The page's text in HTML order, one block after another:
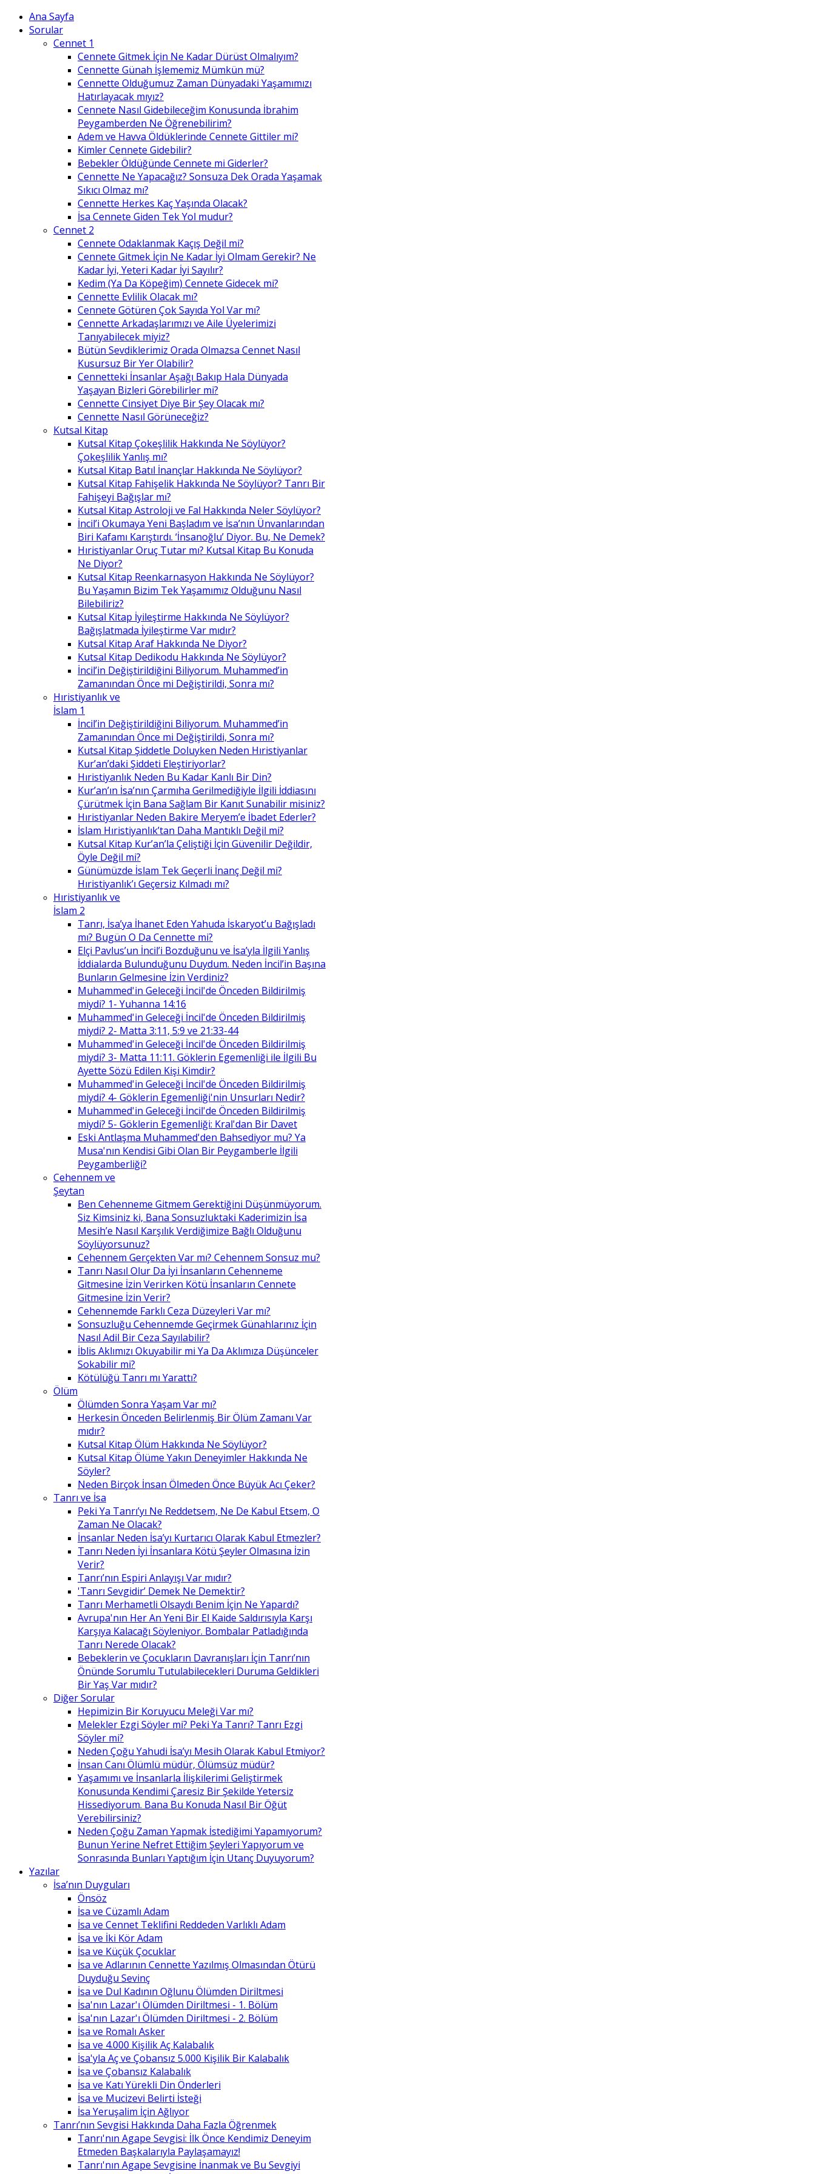
Ana Sayfa
Sorular
Cennet 1
Cennete Gitmek İçin Ne Kadar Dürüst Olmalıyım?
Cennette Günah İşlememiz Mümkün mü?
Cennette Olduğumuz Zaman Dünyadaki Yaşamımızı
Hatırlayacak mıyız?
Cennete Nasıl Gidebileceğim Konusunda İbrahim
Peygamberden Ne Öğrenebilirim?
Adem ve Havva Öldüklerinde Cennete Gittiler mi?
Kimler Cennete Gidebilir?
Bebekler Öldüğünde Cennete mi Giderler?
Cennette Ne Yapacağız? Sonsuza Dek Orada Yaşamak
Sıkıcı Olmaz mı?
Cennette Herkes Kaç Yaşında Olacak?
İsa Cennete Giden Tek Yol mudur?
Cennet 2
Cennete Odaklanmak Kaçış Değil mi?
Cennete Gitmek İçin Ne Kadar İyi Olmam Gerekir? Ne
Kadar İyi, Yeteri Kadar İyi Sayılır?
Kedim (Ya Da Köpeğim) Cennete Gidecek mi?
Cennette Evlilik Olacak mı?
Cennete Götüren Çok Sayıda Yol Var mı?
Cennette Arkadaşlarımızı ve Aile Üyelerimizi
Tanıyabilecek miyiz?
Bütün Sevdiklerimiz Orada Olmazsa Cennet Nasıl
Kusursuz Bir Yer Olabilir?
Cennetteki İnsanlar Aşağı Bakıp Hala Dünyada
Yaşayan Bizleri Görebilirler mi?
Cennette Cinsiyet Diye Bir Şey Olacak mı?
Cennette Nasıl Görüneceğiz?
Kutsal Kitap
Kutsal Kitap Çokeşlilik Hakkında Ne Söylüyor?
Çokeşlilik Yanlış mı?
Kutsal Kitap Batıl İnançlar Hakkında Ne Söylüyor?
Kutsal Kitap Fahişelik Hakkında Ne Söylüyor? Tanrı Bir
Fahişeyi Bağışlar mı?
Kutsal Kitap Astroloji ve Fal Hakkında Neler Söylüyor?
İncil’i Okumaya Yeni Başladım ve İsa’nın Ünvanlarından
Biri Kafamı Karıştırdı. ‘İnsanoğlu’ Diyor. Bu, Ne Demek?
Hıristiyanlar Oruç Tutar mı? Kutsal Kitap Bu Konuda
Ne Diyor?
Kutsal Kitap Reenkarnasyon Hakkında Ne Söylüyor?
Bu Yaşamın Bizim Tek Yaşamımız Olduğunu Nasıl
Bilebiliriz?
Kutsal Kitap İyileştirme Hakkında Ne Söylüyor?
Bağışlatmada İyileştirme Var mıdır?
Kutsal Kitap Araf Hakkında Ne Diyor?
Kutsal Kitap Dedikodu Hakkında Ne Söylüyor?
İncil’in Değiştirildiğini Biliyorum. Muhammed’in
Zamanından Önce mi Değiştirildi, Sonra mı?
Hıristiyanlık ve
İslam 1
İncil’in Değiştirildiğini Biliyorum. Muhammed’in
Zamanından Önce mi Değiştirildi, Sonra mı?
Kutsal Kitap Şiddetle Doluyken Neden Hıristiyanlar
Kur’an’daki Şiddeti Eleştiriyorlar?
Hıristiyanlık Neden Bu Kadar Kanlı Bir Din?
Kur’an’ın İsa’nın Çarmıha Gerilmediğiyle İlgili İddiasını
Çürütmek İçin Bana Sağlam Bir Kanıt Sunabilir misiniz?
Hıristiyanlar Neden Bakire Meryem’e İbadet Ederler?
İslam Hıristiyanlık’tan Daha Mantıklı Değil mi?
Kutsal Kitap Kur’an’la Çeliştiği İçin Güvenilir Değildir,
Öyle Değil mi?
Günümüzde İslam Tek Geçerli İnanç Değil mi?
Hıristiyanlık’ı Geçersiz Kılmadı mı?
Hıristiyanlık ve
İslam 2
Tanrı, İsa’ya İhanet Eden Yahuda İskaryot’u Bağışladı
mı? Bugün O Da Cennette mi?
Elçi Pavlus’un İncil’i Bozduğunu ve İsa’yla İlgili Yanlış
İddialarda Bulunduğunu Duydum. Neden İncil’in Başına
Bunların Gelmesine İzin Verdiniz?
Muhammed'in Geleceği İncil'de Önceden Bildirilmiş
miydi? 1- Yuhanna 14:16
Muhammed'in Geleceği İncil'de Önceden Bildirilmiş
miydi? 2- Matta 3:11, 5:9 ve 21:33-44
Muhammed'in Geleceği İncil'de Önceden Bildirilmiş
miydi? 3- Matta 11:11. Göklerin Egemenliği ile İlgili Bu
Ayette Sözü Edilen Kişi Kimdir?
Muhammed'in Geleceği İncil'de Önceden Bildirilmiş
miydi? 4- Göklerin Egemenliği'nin Unsurları Nedir?
Muhammed'in Geleceği İncil'de Önceden Bildirilmiş
miydi? 5- Göklerin Egemenliği: Kral'dan Bir Davet
Eski Antlaşma Muhammed'den Bahsediyor mu? Ya
Musa'nın Kendisi Gibi Olan Bir Peygamberle İlgili
Peygamberliği?
Cehennem ve
Şeytan
Ben Cehenneme Gitmem Gerektiğini Düşünmüyorum.
Siz Kimsiniz ki, Bana Sonsuzluktaki Kaderimizin İsa
Mesih’e Nasıl Karşılık Verdiğimize Bağlı Olduğunu
Söylüyorsunuz?
Cehennem Gerçekten Var mı? Cehennem Sonsuz mu?
Tanrı Nasıl Olur Da İyi İnsanların Cehenneme
Gitmesine İzin Verirken Kötü İnsanların Cennete
Gitmesine İzin Verir?
Cehennemde Farklı Ceza Düzeyleri Var mı?
Sonsuzluğu Cehennemde Geçirmek Günahlarınız İçin
Nasıl Adil Bir Ceza Sayılabilir?
İblis Aklımızı Okuyabilir mi Ya Da Aklımıza Düşünceler
Sokabilir mi?
Kötülüğü Tanrı mı Yarattı?
Ölüm
Ölümden Sonra Yaşam Var mı?
Herkesin Önceden Belirlenmiş Bir Ölüm Zamanı Var
mıdır?
Kutsal Kitap Ölüm Hakkında Ne Söylüyor?
Kutsal Kitap Ölüme Yakın Deneyimler Hakkında Ne
Söyler?
Neden Birçok İnsan Ölmeden Önce Büyük Acı Çeker?
Tanrı ve İsa
Peki Ya Tanrı’yı Ne Reddetsem, Ne De Kabul Etsem, O
Zaman Ne Olacak?
İnsanlar Neden İsa’yı Kurtarıcı Olarak Kabul Etmezler?
Tanrı Neden İyi İnsanlara Kötü Şeyler Olmasına İzin
Verir?
Tanrı’nın Espiri Anlayışı Var mıdır?
'Tanrı Sevgidir’ Demek Ne Demektir?
Tanrı Merhametli Olsaydı Benim İçin Ne Yapardı?
Avrupa'nın Her An Yeni Bir El Kaide Saldırısıyla Karşı
Karşıya Kalacağı Söyleniyor. Bombalar Patladığında
Tanrı Nerede Olacak?
Bebeklerin ve Çocukların Davranışları İçin Tanrı’nın
Önünde Sorumlu Tutulabilecekleri Duruma Geldikleri
Bir Yaş Var mıdır?
Diğer Sorular
Hepimizin Bir Koruyucu Meleği Var mı?
Melekler Ezgi Söyler mi? Peki Ya Tanrı? Tanrı Ezgi
Söyler mi?
Neden Çoğu Yahudi İsa’yı Mesih Olarak Kabul Etmiyor?
İnsan Canı Ölümlü müdür, Ölümsüz müdür?
Yaşamımı ve İnsanlarla İlişkilerimi Geliştirmek
Konusunda Kendimi Çaresiz Bir Şekilde Yetersiz
Hissediyorum. Bana Bu Konuda Nasıl Bir Öğüt
Verebilirsiniz?
Neden Çoğu Zaman Yapmak İstediğimi Yapamıyorum?
Bunun Yerine Nefret Ettiğim Şeyleri Yapıyorum ve
Sonrasında Bunları Yaptığım İçin Utanç Duyuyorum?
Yazılar
İsa’nın Duyguları
Önsöz
İsa ve Cüzamlı Adam
İsa ve Cennet Teklifini Reddeden Varlıklı Adam
İsa ve İki Kör Adam
İsa ve Küçük Çocuklar
İsa ve Adlarının Cennette Yazılmış Olmasından Ötürü
Duyduğu Sevinç
İsa ve Dul Kadının Oğlunu Ölümden Diriltmesi
İsa'nın Lazar'ı Ölümden Diriltmesi - 1. Bölüm
İsa'nın Lazar'ı Ölümden Diriltmesi - 2. Bölüm
İsa ve Romalı Asker
İsa ve 4.000 Kişilik Aç Kalabalık
İsa'yla Aç ve Çobansız 5.000 Kişilik Bir Kalabalık
İsa ve Çobansız Kalabalık
İsa ve Katı Yürekli Din Önderleri
İsa ve Mucizevi Belirti İsteği
İsa Yeruşalim İçin Ağlıyor
Tanrı’nın Sevgisi Hakkında Daha Fazla Öğrenmek
Tanrı'nın Agape Sevgisi: İlk Önce Kendimiz Deneyim
Etmeden Başkalarıyla Paylaşamayız!
Tanrı'nın Agape Sevgisine İnanmak ve Bu Sevgiyi